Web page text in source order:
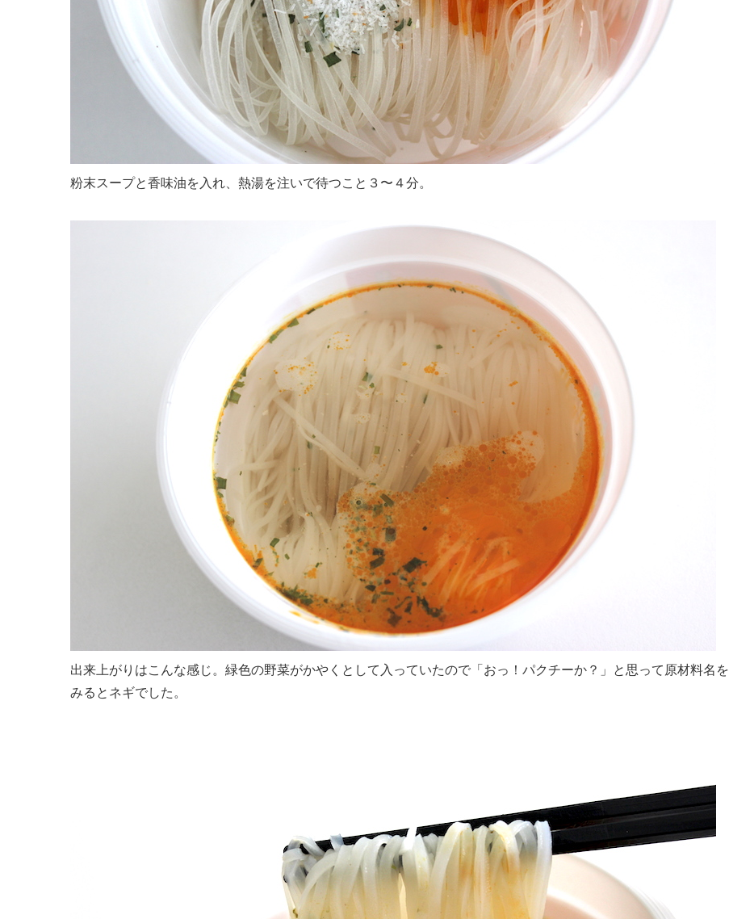
粉末スープと香味油を入れ、熱湯を注いで待つこと３〜４分。
出来上がりはこんな感じ。緑色の野菜がかやくとして入っていたので「おっ！パクチーか？」と思って原材料名を
みるとネギでした。